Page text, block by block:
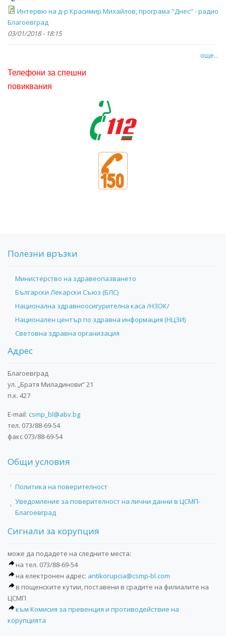
Интервю на д-р Красимир Михайлов, програма "Днес" - радио
Благоевград
03/01/2018 - 18:15
още...
Телефони за спешни
повиквания
Полезни връзки
Министерство на здравеопазването
Български Лекарски Съюз (БЛС)
Национална здравноосигурителна каса /НЗОК/
Национален център по здравна информация (НЦЗИ)
Световна здравна организация
Адрес
Благоевград
ул. „Братя Миладинови“ 21
п.к. 427
E-mail: csmp_bl@abv.bg
тел. 073/88-69-54
факс 073/88-69-54
Общи условия
Политика на поверителност
Уведомление за поверителност на лични данни в ЦСМП-
Благоевград
Сигнали за корупция
може да подадете на следните места:
на тел. 073/88-69-54
на електронен адрес: antikorupcia@csmp-bl.com
в пощенските кутии, поставени в срадите на филиалите на
ЦСМП
към Комисия за превенция и противодействие на
корупцията